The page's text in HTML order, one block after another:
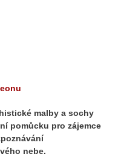
malby a sochy
pomůcku pro zájemce
nebe.